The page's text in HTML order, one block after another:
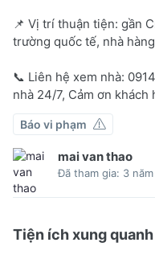
📌 Vị trí thuận tiện: gần
trường quốc tế, nhà
📞 Liên hệ xem nhà:
nhà 24/7, Cảm ơn khách
Báo vi phạm
mai van thao
Đã tham gia: 3 năm
Tiện ích xung quanh